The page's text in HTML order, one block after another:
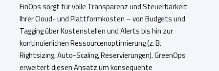
FinOps sorgt für volle Transparenz und Steuerbarkeit
Ihrer Cloud- und Plattformkosten – von Budgets und
Tagging über Kostenstellen und Alerts bis hin zur
kontinuierlichen Ressourcenoptimierung (z. B.
Rightsizing, Auto-Scaling, Reservierungen). GreenOps
erweitert diesen Ansatz um konsequente